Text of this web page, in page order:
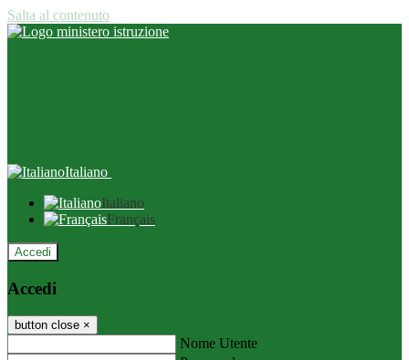
Salta al contenuto
Italiano
Italiano
Français
Accedi
Accedi
button close ×
Nome Utente